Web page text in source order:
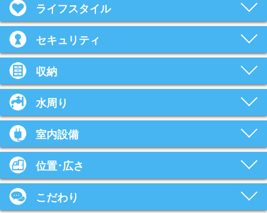
ライフスタイル
セキュリティ
収納
水周り
室内設備
位置･広さ
こだわり